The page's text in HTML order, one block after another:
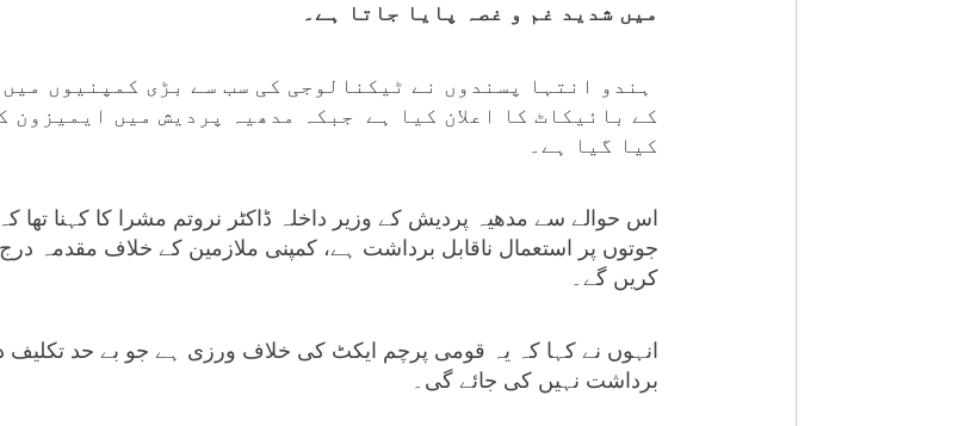
میں شدید غم و غصہ پایا جاتا ہے۔
ہندو انتہا پسندوں نے ٹیکنالوجی کی سب سے بڑی کمپنیوں
کے بائیکاٹ کا اعلان کیا ہے جبکہ مدھیہ پردیش میں ایمیزون
کیا گیا ہے۔
اس حوالے سے مدھیہ پردیش کے وزیر داخلہ ڈاکٹر نروتم مشرا کا کہنا تھا
جوتوں پر استعمال ناقابل برداشت ہے، کمپنی ملازمین کے خلاف مقدمہ
کریں گے۔
انہوں نے کہا کہ یہ قومی پرچم ایکٹ کی خلاف ورزی ہے جو بے حد
برداشت نہیں کی جائے گی۔